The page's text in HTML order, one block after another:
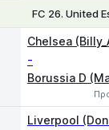
FC 26. United
Chelsea
-
Borussia D
Liverpool